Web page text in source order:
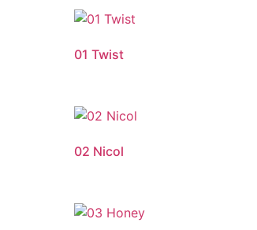
01 Twist
02 Nicol